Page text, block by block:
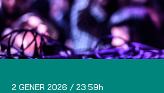
2 GENER 2026 23:59